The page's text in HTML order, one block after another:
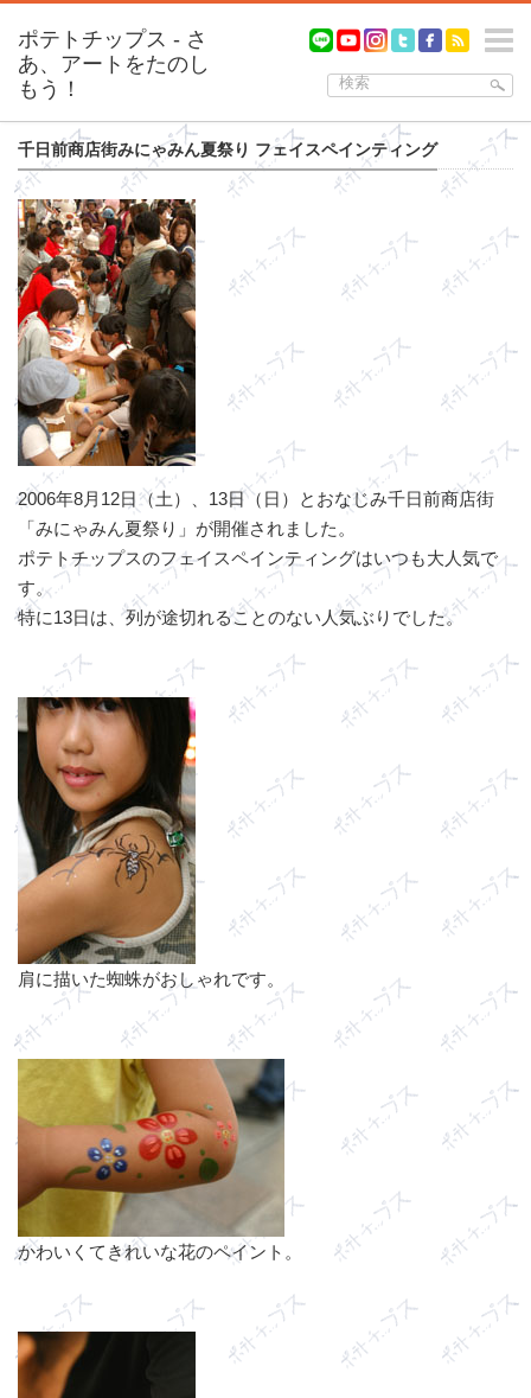
千日前商店街みにゃみん夏祭り フェイスペインティング
2006年8月12日（土）、13日（日）とおなじみ千日前商店街
「みにゃみん夏祭り」が開催されました。
ポテトチップスのフェイスペインティングはいつも大人気で
す。
特に13日は、列が途切れることのない人気ぶりでした。
肩に描いた蜘蛛がおしゃれです。
かわいくてきれいな花のペイント。